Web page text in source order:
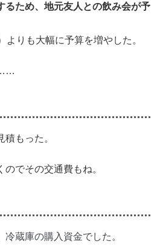
るため、地元友人との飲み会が予
よりも大幅に予算を増やした。
……
もった。
でその交通費もね。
蔵庫の購入資金でした。